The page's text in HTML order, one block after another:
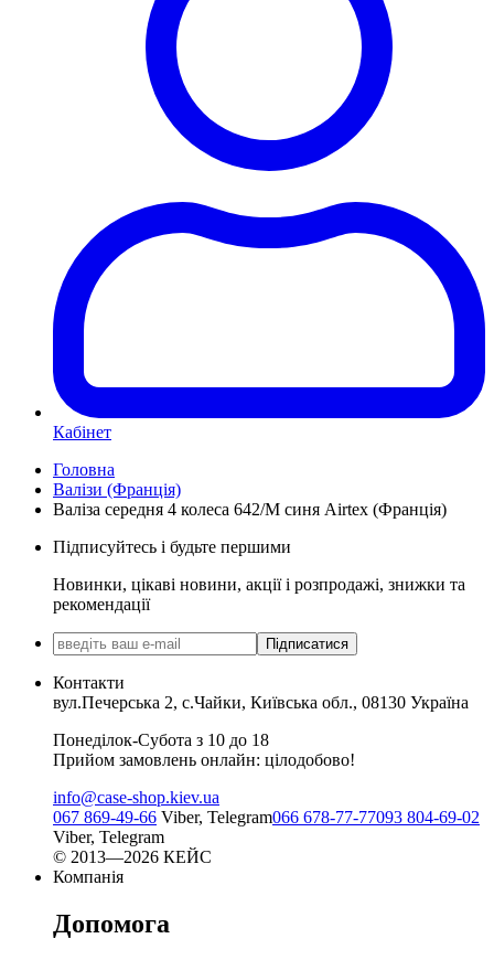
Кабінет
Головна
Валізи (Франція)
Валіза середня 4 колеса 642/M синя Airtex (Франція)
Підписуйтесь і будьте першими
Новинки, цікаві новини, акції і розпродажі, знижки та
рекомендації
Підписатися
Контакти
вул.Печерська 2, с.Чайки, Київська обл., 08130 Україна
Понеділок-Субота з 10 до 18
Прийом замовлень онлайн: цілодобово!
info@case-shop.kiev.ua
067 869-49-66 Viber, Telegram066 678-77-77093 804-69-02
Viber, Telegram
© 2013—2026 КЕЙС
Компанія
Допомога